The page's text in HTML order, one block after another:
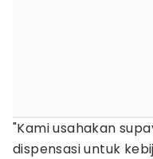
"Kami usahakan
dispensasi untuk